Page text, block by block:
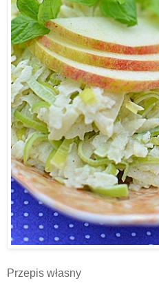
Przepis własny